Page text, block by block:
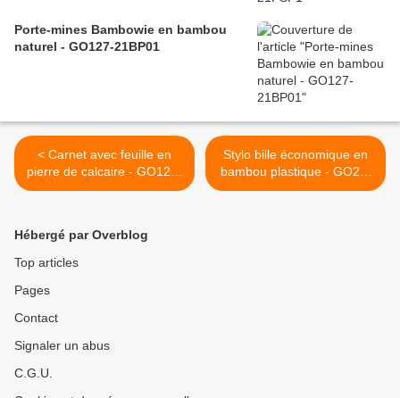
Porte-mines Bambowie en bambou
naturel - GO127-21BP01
< Carnet avec feuille en
pierre de calcaire - GO120-
20MO9536
Stylo bille économique en
bambou plastique - GO24-
20BAMBOO2 >
Hébergé par Overblog
Top articles
Pages
Contact
Signaler un abus
C.G.U.